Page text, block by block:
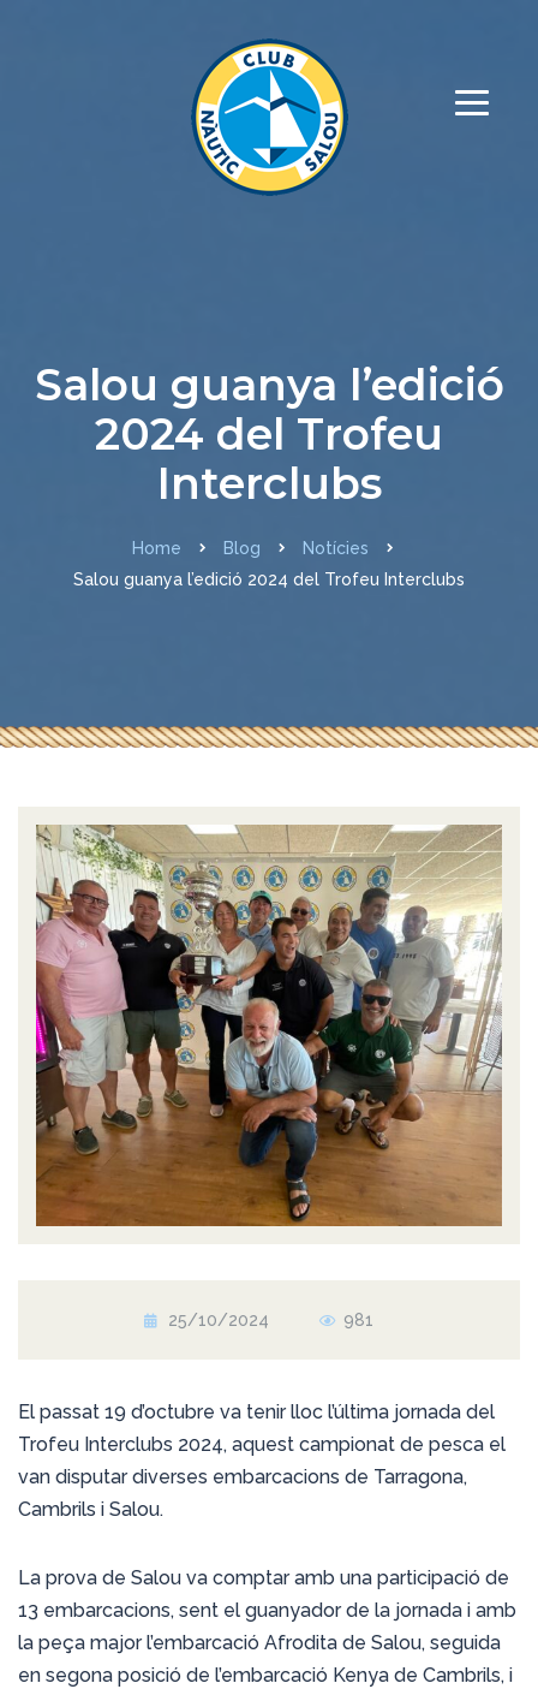
Salou guanya l’edició
2024 del Trofeu
Interclubs
Home Blog
Notícies
Salou guanya l’edició 2024 del Trofeu Interclubs
25/10/2024 981
El passat 19 d’octubre va tenir lloc l’última jornada del
Trofeu Interclubs 2024, aquest campionat de pesca el
van disputar diverses embarcacions de Tarragona,
Cambrils i Salou.
La prova de Salou va comptar amb una participació de
13 embarcacions, sent el guanyador de la jornada i amb
la peça major l’embarcació Afrodita de Salou, seguida
en segona posició de l’embarcació Kenya de Cambrils, i